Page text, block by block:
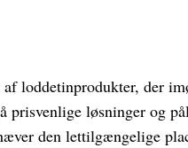
loddetinprodukter, der
prisvenlige løsninger og
den lettilgængelige